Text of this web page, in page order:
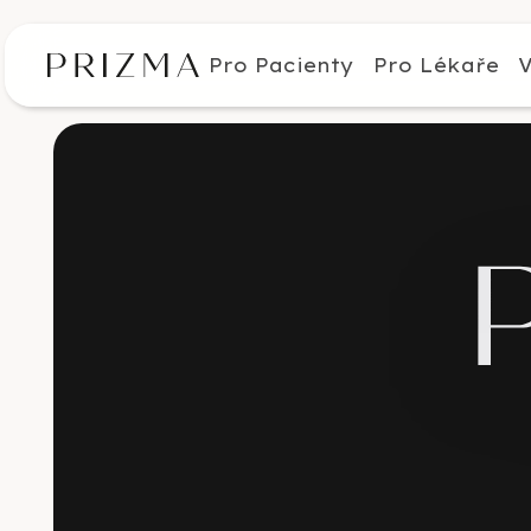
Pro Pacienty Pro Lékaře